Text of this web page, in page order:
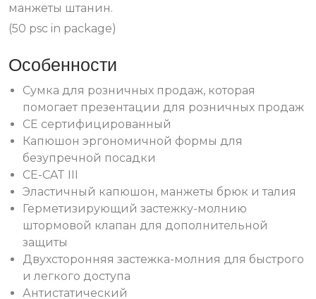
манжеты штанин.
(50 psc in package)
Особенности
Сумка для розничных продаж, которая
помогает презентации для розничных продаж
CE сертифицированный
Капюшон эргономичной формы для
безупречной посадки
CE-CAT III
Эластичный капюшон, манжеты брюк и талия
Герметизирующий застежку-молнию
штормовой клапан для дополнительной
защиты
Двухсторонняя застежка-молния для быстрого
и легкого доступа
Антистатический